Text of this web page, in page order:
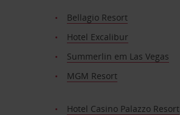
Bellagio Resort
Hotel Excalibur
Summerlin em Las Vegas
MGM Resort
Hotel Casino Palazzo Resort